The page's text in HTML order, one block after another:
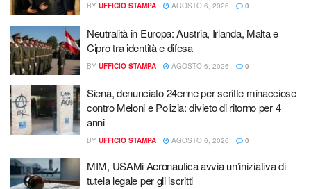
BY UFFICIO STAMPA AGOSTO 6, 2026 0
Neutralità in Europa: Austria, Irlanda, Malta e
Cipro tra identità e difesa
BY UFFICIO STAMPA AGOSTO 6, 2026 0
Siena, denunciato 24enne per scritte minacciose
contro Meloni e Polizia: divieto di ritorno per 4
anni
BY UFFICIO STAMPA AGOSTO 6, 2026 0
MIM, USAMi Aeronautica avvia un’iniziativa di
tutela legale per gli iscritti